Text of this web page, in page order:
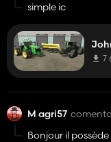
simple ic
7
M agri57
Bonjour il